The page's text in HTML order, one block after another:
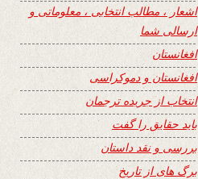
اشعار ، مطالب انتخابی ، معلوماتی و
ارسالی شما
افغانستان
افغانستان و دموکراسی
انتخاب از جریده ترجمان
باید حقایق را گفت
بررسی و نقد داستان
برگ های از تاریخ